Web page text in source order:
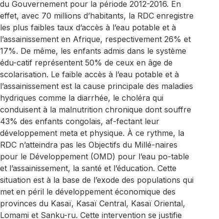
du Gouvernement pour la période 2012-2016. En
effet, avec 70 millions d’habitants, la RDC enregistre
les plus faibles taux d’accès à l’eau potable et à
l’assainissement en Afrique, respectivement 26% et
17%. De même, les enfants admis dans le système
édu-catif représentent 50% de ceux en âge de
scolarisation. Le faible accès à l’eau potable et à
l’assainissement est la cause principale des maladies
hydriques comme la diarrhée, le choléra qui
conduisent à la malnutrition chronique dont souffre
43% des enfants congolais, af-fectant leur
développement meta et physique. À ce rythme, la
RDC n’atteindra pas les Objectifs du Millé-naires
pour le Développement (OMD) pour l’eau po-table
et l’assainissement, la santé et l’éducation. Cette
situation est à la base de l’exode des populations qui
met en péril le développement économique des
provinces du Kasaï, Kasaï Central, Kasaï Oriental,
Lomami et Sanku-ru. Cette intervention se justifie